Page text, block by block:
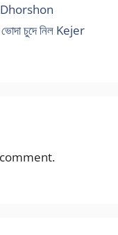
Dhorshon
ভোদা চুদে নিল Kejer